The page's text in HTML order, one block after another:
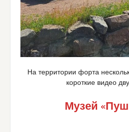
На территории форта
короткие видео
Музей